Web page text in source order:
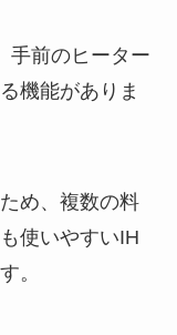
手前のヒーター
機能がありま
め、複数の料
使いやすいIH
。